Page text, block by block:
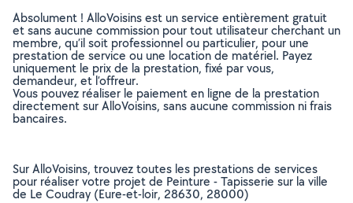
Absolument ! AlloVoisins est un service entièrement gratuit
et sans aucune commission pour tout utilisateur cherchant un
membre, qu’il soit professionnel ou particulier, pour une
prestation de service ou une location de matériel. Payez
uniquement le prix de la prestation, fixé par vous,
demandeur, et l’offreur.
Vous pouvez réaliser le paiement en ligne de la prestation
directement sur AlloVoisins, sans aucune commission ni frais
bancaires.
Sur AlloVoisins, trouvez toutes les prestations de services
pour réaliser votre projet de Peinture - Tapisserie sur la ville
de Le Coudray (Eure-et-loir, 28630, 28000)